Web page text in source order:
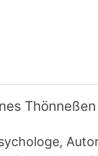
Thönneßen